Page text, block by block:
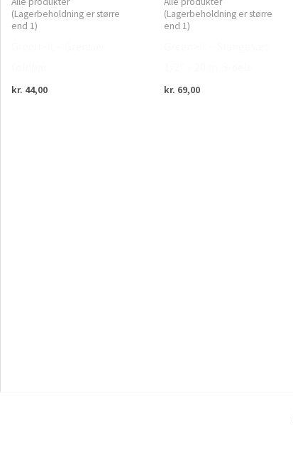
(Lagerbeholdning er større
end 1)
kr. 44,00
(Lagerbeholdning er større
end 1)
kr. 69,00